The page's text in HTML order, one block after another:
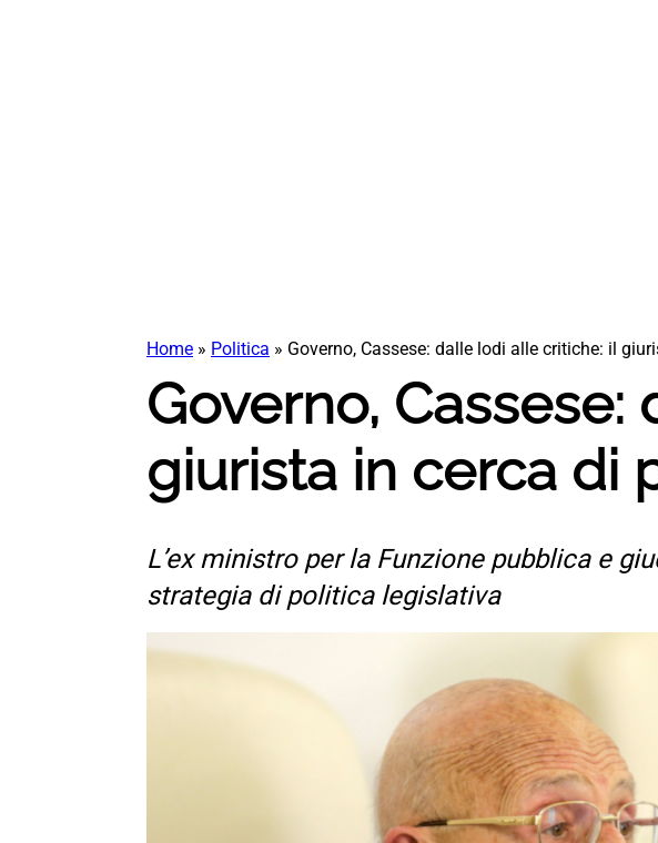
Home » Politica » Governo, Cassese: dalle lodi alle critiche: il
Governo,
giurista in cerca di
L’ex ministro per la Funzione pubblica e
strategia di politica legislativa